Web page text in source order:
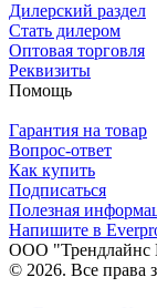
Дилерский раздел
Стать дилером
Оптовая торговля
Реквизиты
Помощь
Гарантия на товар
Вопрос-ответ
Как купить
Подписаться
Полезная
Напишите в
ООО "Трендлайнс
© 2026. Все права